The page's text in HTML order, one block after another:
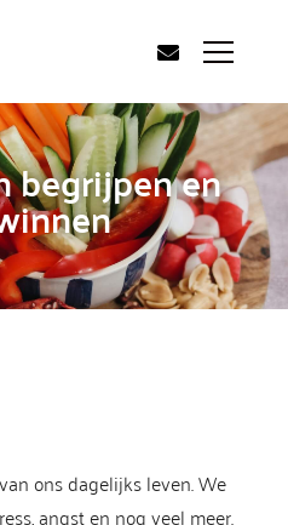
begrijpen en
ons dagelijks leven. We
angst en nog veel meer.